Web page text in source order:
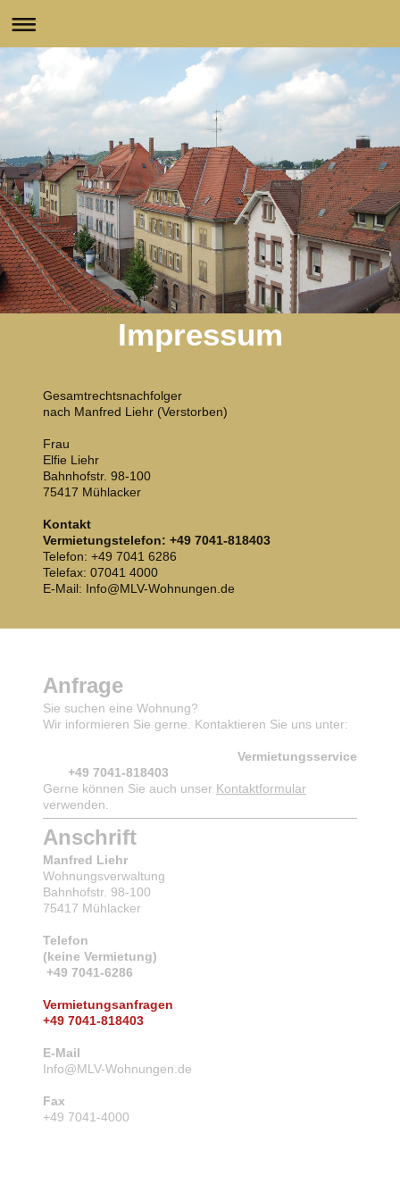
Impressum
Gesamtrechtsnachfolger
nach Manfred Liehr (Verstorben)
Frau
Elfie Liehr
Bahnhofstr. 98-100
75417 Mühlacker
Kontakt
Vermietungstelefon: +49 7041-818403
Telefon: +49 7041 6286
Telefax: 07041 4000
E-Mail: Info@MLV-Wohnungen.de
Anfrage
Sie suchen eine Wohnung?
Wir informieren Sie gerne. Kontaktieren Sie uns unter:
Vermietungsservice
+49 7041-818403
Gerne können Sie auch unser Kontaktformular
verwenden.
Anschrift
Manfred Liehr
Wohnungsverwaltung
Bahnhofstr. 98-100
75417 Mühlacker
Telefon
(keine Vermietung)
+49 7041-6286
Vermietungsanfragen
+49 7041-818403
E-Mail
Info@MLV-Wohnungen.de
Fax
+49 7041-4000